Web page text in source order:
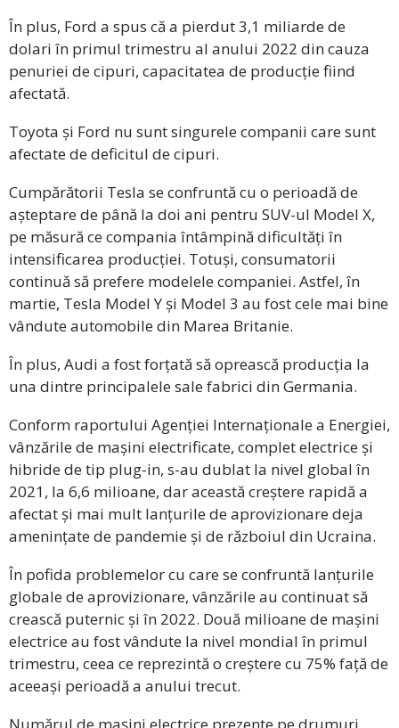
În plus, Ford a spus că a pierdut 3,1 miliarde de
dolari în primul trimestru al anului 2022 din cauza
penuriei de cipuri, capacitatea de producție fiind
afectată.
Toyota și Ford nu sunt singurele companii care sunt
afectate de deficitul de cipuri.
Cumpărătorii Tesla se confruntă cu o perioadă de
așteptare de până la doi ani pentru SUV-ul Model X,
pe măsură ce compania întâmpină dificultăți în
intensificarea producției. Totuși, consumatorii
continuă să prefere modelele companiei. Astfel, în
martie, Tesla Model Y și Model 3 au fost cele mai bine
vândute automobile din Marea Britanie.
În plus, Audi a fost forțată să oprească producția la
una dintre principalele sale fabrici din Germania.
Conform raportului Agenției Internaționale a Energiei,
vânzările de mașini electrificate, complet electrice și
hibride de tip plug-in, s-au dublat la nivel global în
2021, la 6,6 milioane, dar această creștere rapidă a
afectat și mai mult lanțurile de aprovizionare deja
amenințate de pandemie și de războiul din Ucraina.
În pofida problemelor cu care se confruntă lanțurile
globale de aprovizionare, vânzările au continuat să
crească puternic și în 2022. Două milioane de mașini
electrice au fost vândute la nivel mondial în primul
trimestru, ceea ce reprezintă o creștere cu 75% față de
aceeași perioadă a anului trecut.